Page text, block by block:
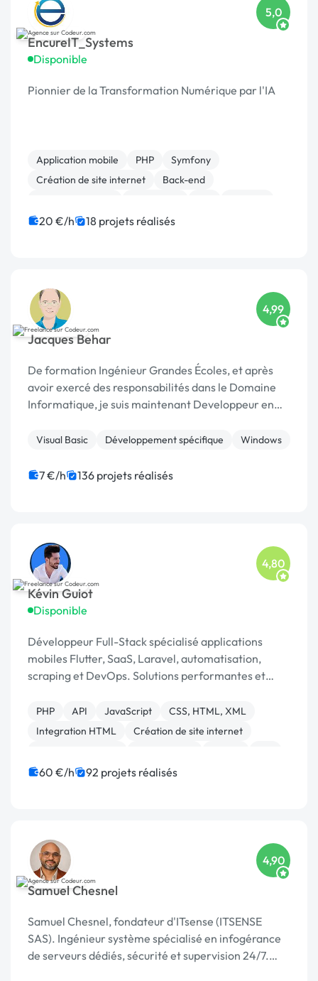
EncureIT_Systems
Disponible
5,0
Pionnier de la Transformation Numérique par l'IA
Application mobile PHP
Symfony
Création de site internet
Back-end
React
20 €/h 18 projets réalisés
Jacques Behar
4,99
De formation Ingénieur Grandes Écoles, et après
avoir exercé des responsabilités dans le Domaine
Informatique, je suis maintenant Developpeur en
Télétravail. Je travaille exclusivement sur les outils
Visual Basic Développement spécifique Windows
7 €/h 136 projets réalisés
Kévin Guiot
Disponible
4,80
Développeur Full-Stack spécialisé applications
mobiles Flutter, SaaS, Laravel, automatisation,
scraping et DevOps. Solutions performantes et
PHP API JavaScript
CSS, HTML, XML
Integration HTML
Création de site internet
60 €/h 92 projets réalisés
Samuel Chesnel
4,90
Samuel Chesnel, fondateur d'ITsense (ITSENSE
SAS). Ingénieur système spécialisé en infogérance
de serveurs dédiés, sécurité et supervision 24/7.